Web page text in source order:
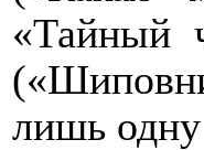
«Тайный
лишь